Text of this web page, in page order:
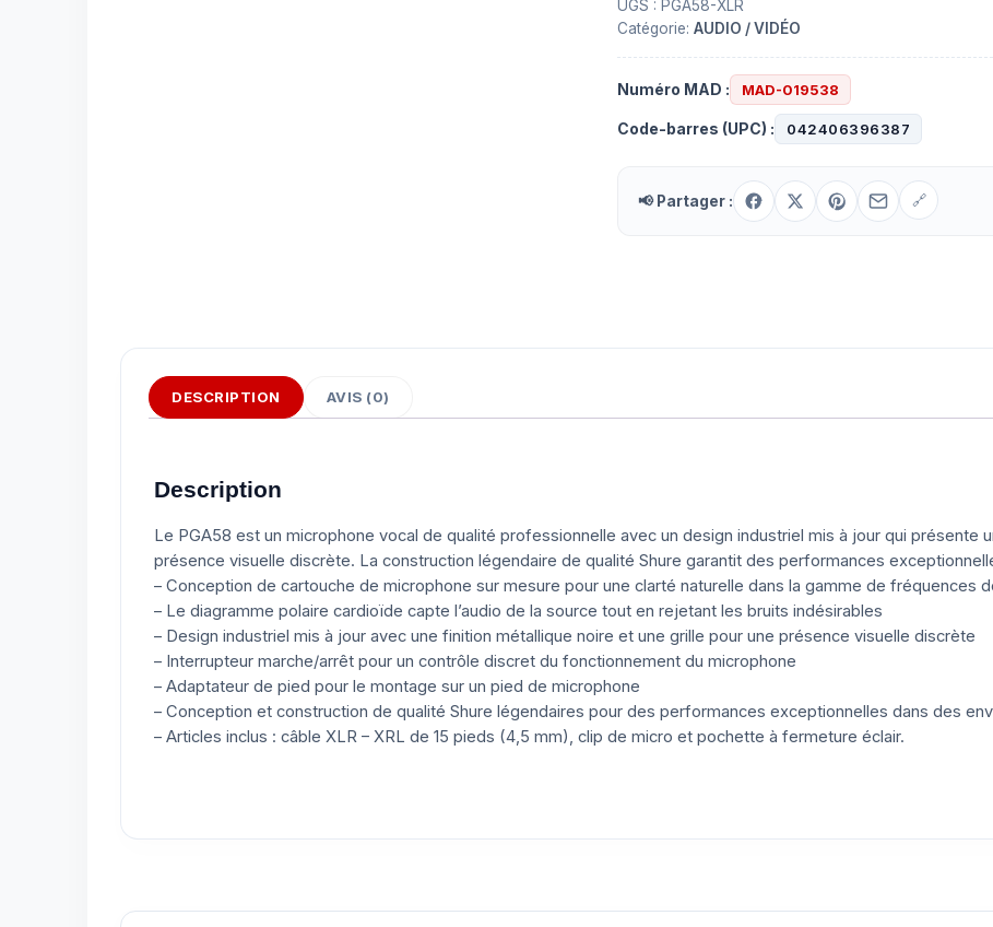
fil
SHURE
PG58
UGS : PGA58-XLR
Catégorie: AUDIO / VIDÉO
Numéro MAD : MAD-019538
Code-barres (UPC) : 042406396387
📢 Partager : 🔗
DESCRIPTION AVIS (0)
Description
Le PGA58 est un microphone vocal de qualité professionnelle avec un design industriel mis à jour qui présente
présence visuelle discrète. La construction légendaire de qualité Shure garantit des performances
– Conception de cartouche de microphone sur mesure pour une clarté naturelle dans la gamme de fréquences
– Le diagramme polaire cardioïde capte l’audio de la source tout en rejetant les bruits indésirables
– Design industriel mis à jour avec une finition métallique noire et une grille pour une présence visuelle discrète
– Interrupteur marche/arrêt pour un contrôle discret du fonctionnement du microphone
– Adaptateur de pied pour le montage sur un pied de microphone
– Conception et construction de qualité Shure légendaires pour des performances exceptionnelles dans des
– Articles inclus : câble XLR – XRL de 15 pieds (4,5 mm), clip de micro et pochette à fermeture éclair.